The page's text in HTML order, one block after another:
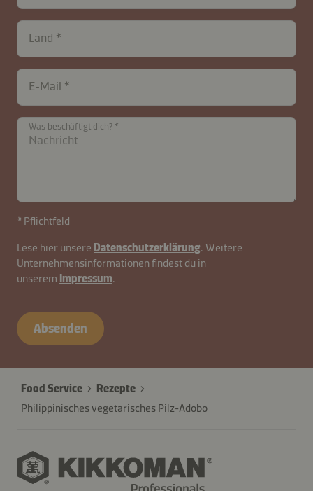
Land
E-Mail
Was beschäftigt dich?
* Pflichtfeld
Lese hier unsere Datenschutzerklärung. Weitere
Unternehmensinformationen findest du in
unserem Impressum.
B2B-
27845-
Absenden
Food Service
Rezepte
Philippinisches vegetarisches Pilz-Adobo